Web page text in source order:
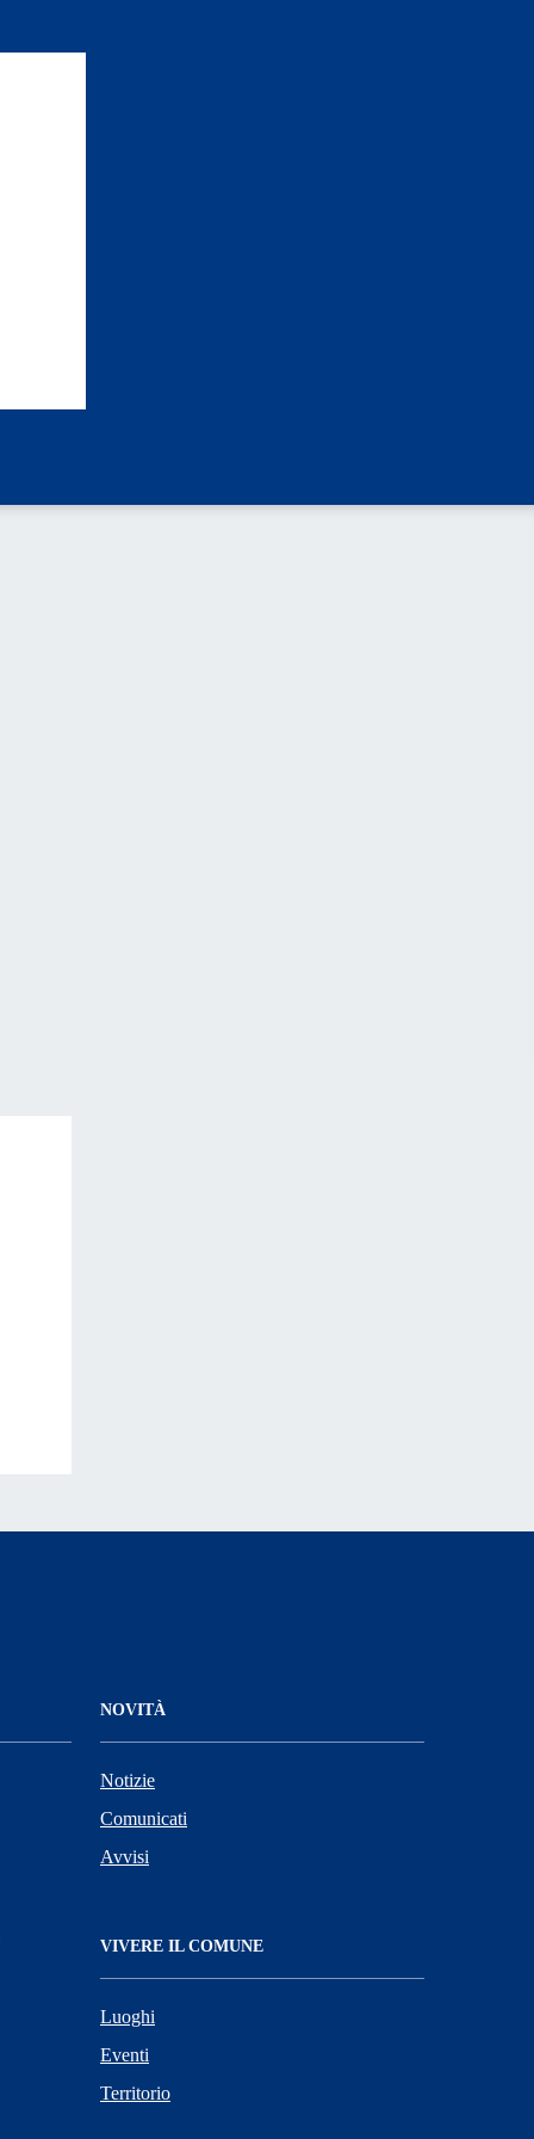
NOVITÀ
Notizie
Comunicati
Avvisi
VIVERE IL COMUNE
Luoghi
Eventi
Territorio